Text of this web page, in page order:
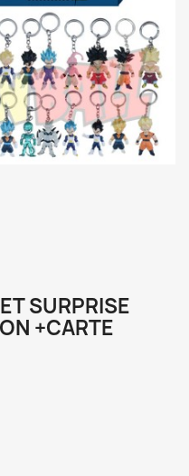
SURPRISE
+CARTE